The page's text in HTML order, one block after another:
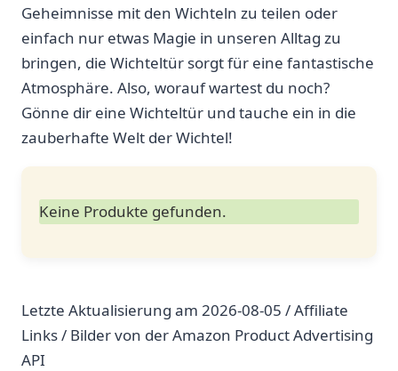
Geheimnisse‍ mit den Wichteln zu teilen oder
einfach nur etwas Magie ‌in unseren Alltag zu
bringen, die Wichteltür sorgt für eine fantastische
Atmosphäre. Also, worauf⁣ wartest ⁢du⁣ noch?
Gönne‌ dir‌ eine Wichteltür und tauche ein⁢ in die
zauberhafte Welt der Wichtel!⁤
Keine Produkte gefunden.
Letzte Aktualisierung am 2026-08-05 / Affiliate
Links / Bilder von der Amazon Product Advertising
API